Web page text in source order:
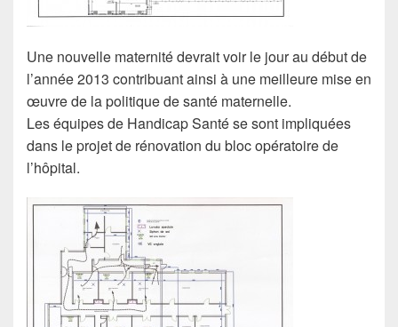
Une nouvelle maternité devrait voir le jour au début de
l’année 2013 contribuant ainsi à une meilleure mise en
œuvre de la politique de santé maternelle.
Les équipes de Handicap Santé se sont impliquées
dans le projet de rénovation du bloc opératoire de
l’hôpital.